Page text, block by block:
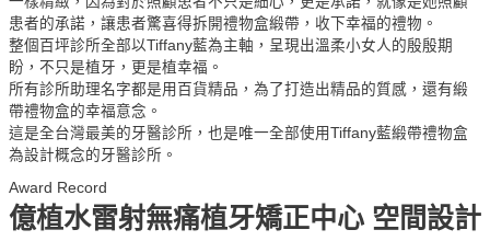
患者的承諾，讓患者驚喜得拆開禮物盒緞帶，收下幸福的禮物。
整個百坪診所全部以Tiffany藍為主軸，呈現出溫柔小女人的殷殷期
盼，不只是植牙，更是植幸福。
所有診所助理名字都是用百貨精品，為了打造出精品的質感，還有緞
帶禮物盒的幸福意念。
這是全台灣最美的牙醫診所，也是唯一全部使用Tiffany藍緞帶禮物盒
為設計概念的牙醫診所。
Award Record
億植⽔雷射無痛植牙矯正中⼼ 空間設計